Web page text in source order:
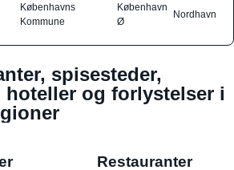
Københavns
Kommune
København
Ø
Nordhavn
spisesteder,
hoteller og forlystelser i
Restauranter